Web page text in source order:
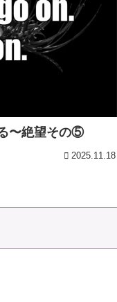
〜絶望その⑤
2025.11.18